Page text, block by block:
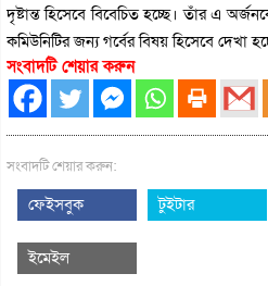
দৃষ্টান্ত হিসেবে বিবেচিত হচ্ছে। তাঁর এ
কমিউনিটির জন্য গর্বের বিষয় হিসেবে দেখা
সংবাদটি শেয়ার করুন
সংবাদটি শেয়ার করুন:
ফেইসবুক টুইটার
ইমেইল